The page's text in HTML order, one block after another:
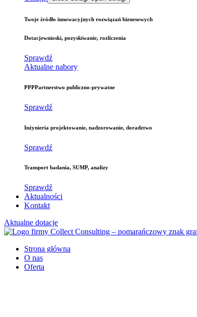
Twoje źródło innowacyjnych rozwiązań biznesowych
Dotacjewnioski, pozyskiwanie, rozliczenia
Sprawdź
Aktualne nabory
PPPPartnerstwo publiczno-prywatne
Sprawdź
Inżynieria projektowanie, nadzorowanie, doradztwo
Sprawdź
Transport badania, SUMP, analizy
Sprawdź
Aktualności
Kontakt
Aktualne dotacje
Strona główna
O nas
Oferta